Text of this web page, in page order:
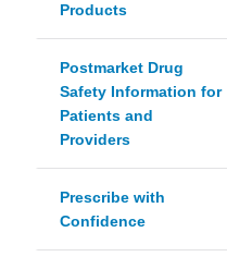
Products
Postmarket Drug
Safety Information for
Patients and
Providers
Prescribe with
Confidence